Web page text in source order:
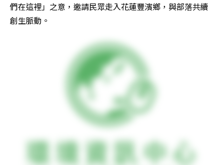
們在這裡」之意，邀請民眾走入花蓮豐濱鄉，與部落共續
創生脈動。